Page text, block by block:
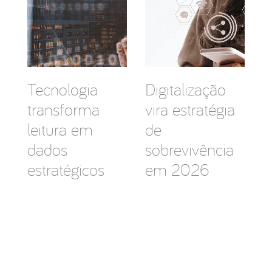
Tecnologia
transforma
leitura em
dados
estratégicos
Digitalização
vira estratégia
de
sobrevivência
em 2026